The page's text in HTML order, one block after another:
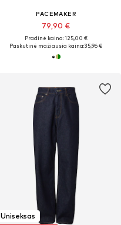
PACEMAKER
79,90 €
Pradinė kaina: 125,00 €
Paskutinė mažiausia kaina:35,96 €
Uniseksas